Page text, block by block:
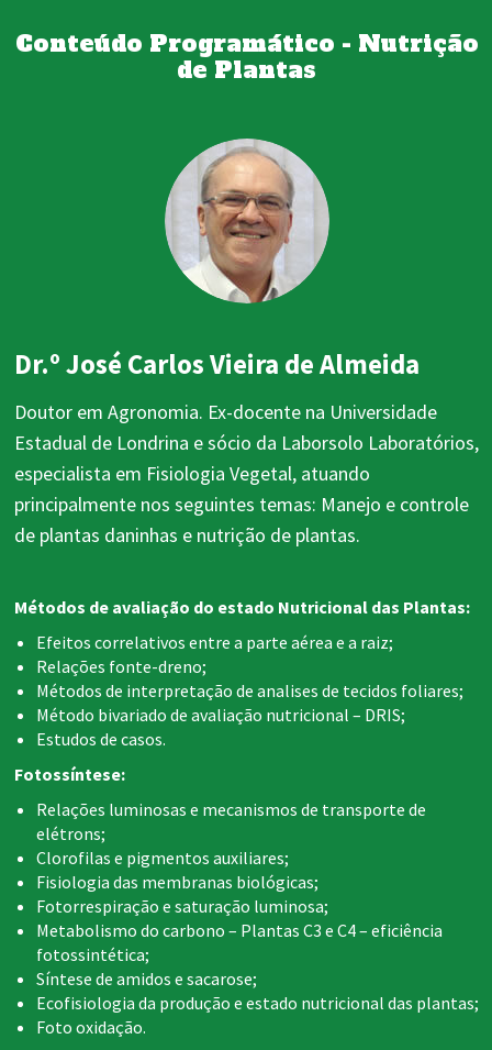
Conteúdo Programático - Nutrição
de Plantas
Dr.º José Carlos Vieira de Almeida
Doutor em Agronomia. Ex-docente na Universidade
Estadual de Londrina e sócio da Laborsolo Laboratórios,
especialista em Fisiologia Vegetal, atuando
principalmente nos seguintes temas: Manejo e controle
de plantas daninhas e nutrição de plantas.
Métodos de avaliação do estado Nutricional das Plantas:
Efeitos correlativos entre a parte aérea e a raiz;
Relações fonte-dreno;
Métodos de interpretação de analises de tecidos foliares;
Método bivariado de avaliação nutricional – DRIS;
Estudos de casos.
Fotossíntese:
Relações luminosas e mecanismos de transporte de
elétrons;
Clorofilas e pigmentos auxiliares;
Fisiologia das membranas biológicas;
Fotorrespiração e saturação luminosa;
Metabolismo do carbono – Plantas C3 e C4 – eficiência
fotossintética;
Síntese de amidos e sacarose;
Ecofisiologia da produção e estado nutricional das plantas;
Foto oxidação.